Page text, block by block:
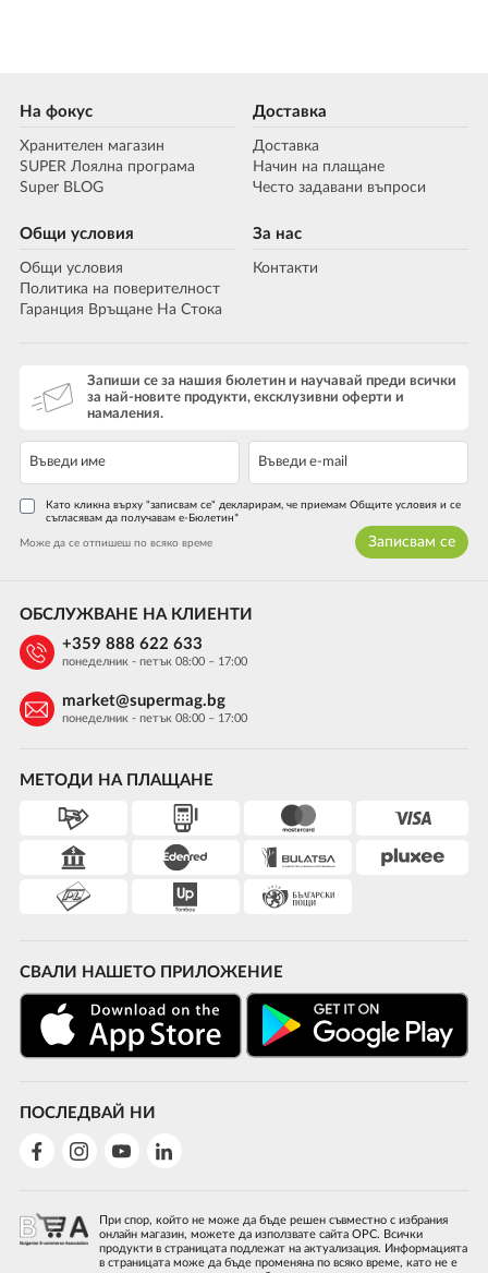
На фокус
Хранителен магазин
SUPER Лоялна програма
Super BLOG
Доставка
Доставка
Начин на плащане
Често задавани въпроси
Общи условия
Общи условия
Политика на поверителност
Гаранция Връщане На Стока
За нас
Контакти
Запиши се за нашия бюлетин и научавай преди всички
за най-новите продукти, ексклузивни оферти и
намаления.
Като кликна върху "записвам се" декларирам, че приемам Общите условия и се
съгласявам да получавам е-Бюлетин*
Може да се отпишеш по всяко време Записвам се
МЕТОДИ НА ПЛАЩАНЕ
СВАЛИ НАШЕТО ПРИЛОЖЕНИЕ
ПОСЛЕДВАЙ НИ
ОБСЛУЖВАНЕ НА КЛИЕНТИ
+359 888 622 633
понеделник - петък 08:00 – 17:00
market@supermag.bg
понеделник - петък 08:00 – 17:00
При спор, който не може да бъде решен съвместно с избрания
онлайн магазин, можете да използвате сайта ОРС. Всички
продукти в страницата подлежат на актуализация. Информацията
в страницата може да бъде променяна по всяко време, като не е